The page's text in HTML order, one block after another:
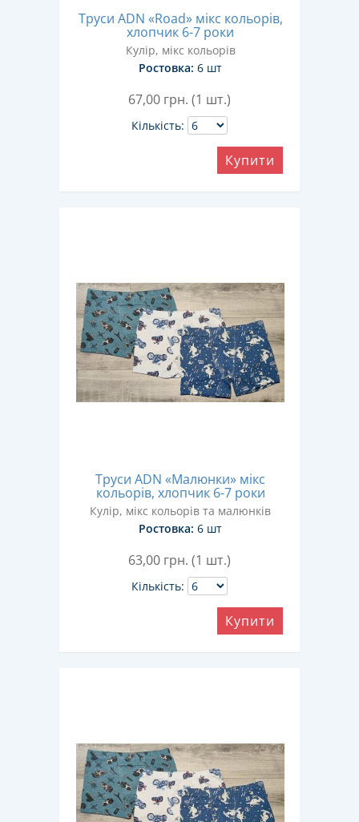
Труси ADN «Road» мікс кольорів,
хлопчик 6-7 роки
Кулір, мікс кольорів
Ростовка: 6 шт
67,00 грн. (1 шт.)
Кількість:
Купити
Труси ADN «Малюнки» мікс
кольорів, хлопчик 6-7 роки
Кулір, мікс кольорів та малюнків
Ростовка: 6 шт
63,00 грн. (1 шт.)
Кількість:
Купити